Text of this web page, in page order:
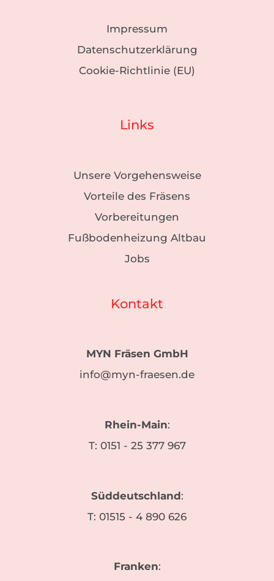
Impressum
Datenschutzerklärung
Cookie-Richtlinie (EU)
Links
Unsere Vorgehensweise
Vorteile des Fräsens
Vorbereitungen
Fußbodenheizung Altbau
Jobs
Kontakt
MYN Fräsen GmbH
info@myn-fraesen.de
Rhein-Main:
T: 0151 - 25 377 967
Süddeutschland:
T: 01515 - 4 890 626
Franken: